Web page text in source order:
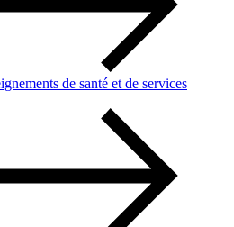
de santé et de services